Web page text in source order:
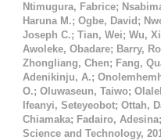
Ntimugura, Fabrice;
Haruna M.; Ogbe, David ;
Joseph C.; Tian, Wei; Wu,
Awoleke, Obadare; Barry,
Zhongliang, Chen; Fang,
Adenikinju, A.;
O.; Oluwaseun, Taiwo;
Ifeanyi, Seteyeobot; Ottah,
Chiamaka; Fadairo, Adesina;
Science and Technology,